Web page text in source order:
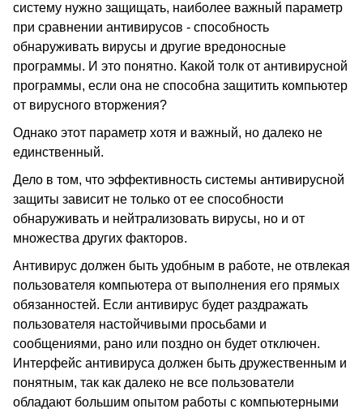
систему нужно защищать, наиболее важный параметр
при сравнении антивирусов - способность
обнаруживать вирусы и другие вредоносные
программы. И это понятно. Какой толк от антивирусной
программы, если она не способна защитить компьютер
от вирусного вторжения?
Однако этот параметр хотя и важный, но далеко не
единственный.
Дело в том, что эффективность системы антивирусной
защиты зависит не только от ее способности
обнаруживать и нейтрализовать вирусы, но и от
множества других факторов.
Антивирус должен быть удобным в работе, не отвлекая
пользователя компьютера от выполнения его прямых
обязанностей. Если антивирус будет раздражать
пользователя настойчивыми просьбами и
сообщениями, рано или поздно он будет отключен.
Интерфейс антивируса должен быть дружественным и
понятным, так как далеко не все пользователи
обладают большим опытом работы с компьютерными